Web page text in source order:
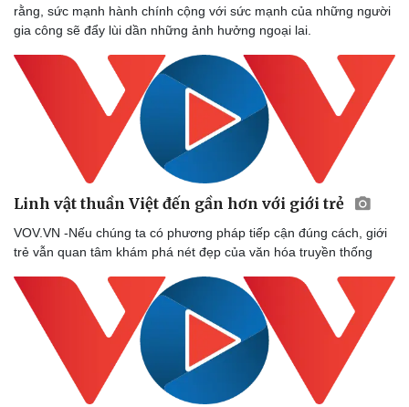
Sức khỏe
Dinh dưỡng - món ngon
Cây thuốc
Nhi khoa
Nam khoa
Làm đẹp - giảm cân
Phòng mạch online
Ăn sạch sống khỏe
Đời sống
Nhà đẹp
Blog
rằng, sức mạnh hành chính cộng với sức mạnh của những người
gia công sẽ đẩy lùi dần những ảnh hưởng ngoại lai.
Linh vật thuần Việt đến gần hơn với giới trẻ
VOV.VN -Nếu chúng ta có phương pháp tiếp cận đúng cách, giới
trẻ vẫn quan tâm khám phá nét đẹp của văn hóa truyền thống